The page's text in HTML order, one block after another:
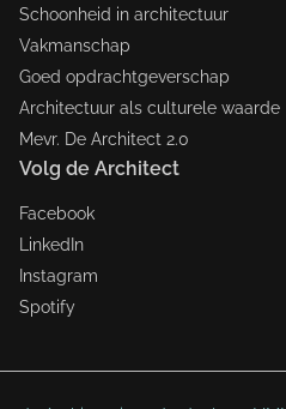
Schoonheid in architectuur
Vakmanschap
Goed opdrachtgeverschap
Architectuur als culturele waarde
Mevr. De Architect 2.0
Volg de Architect
Facebook
LinkedIn
Instagram
Spotify